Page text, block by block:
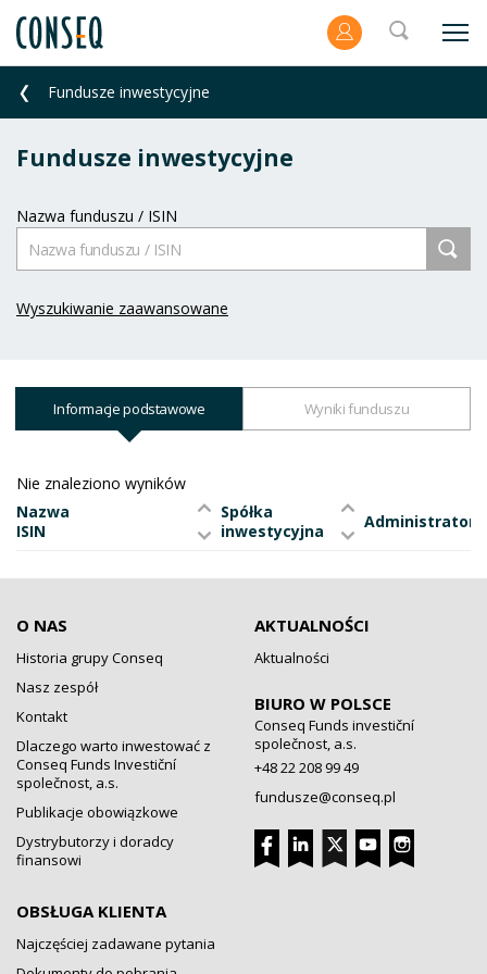
Fundusze inwestycyjne
Fundusze inwestycyjne
Nazwa funduszu / ISIN
Wyszukiwanie zaawansowane
Informacje podstawowe Wyniki funduszu
Nie znaleziono wyników
Nazwa
ISIN
Spółka
inwestycyjna
Administrator
O NAS
Historia grupy Conseq
Nasz zespół
Kontakt
Dlaczego warto inwestować z
Conseq Funds Investiční
společnost, a.s.
Publikacje obowiązkowe
Dystrybutorzy i doradcy
finansowi
OBSŁUGA KLIENTA
Najczęściej zadawane pytania
AKTUALNOŚCI
Aktualności
BIURO W POLSCE
Conseq Funds investiční
společnost, a.s.
+48 22 208 99 49
fundusze@conseq.pl